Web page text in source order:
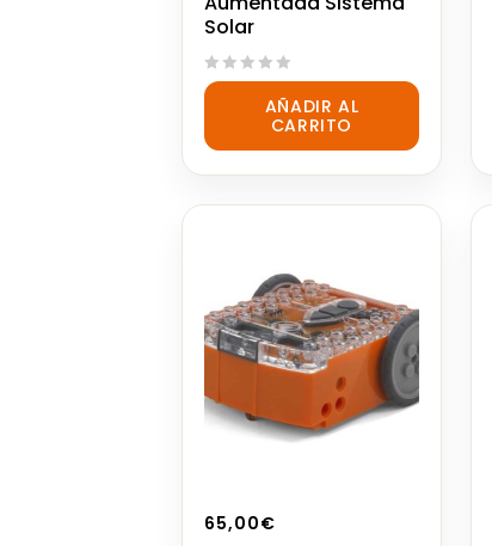
Solar
0
5
AÑADIR AL
CARRITO
65,00€